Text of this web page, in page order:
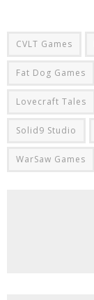
CVLT Games
Fat Dog Games
Lovecraft Tales
Solid9 Studio
WarSaw Games